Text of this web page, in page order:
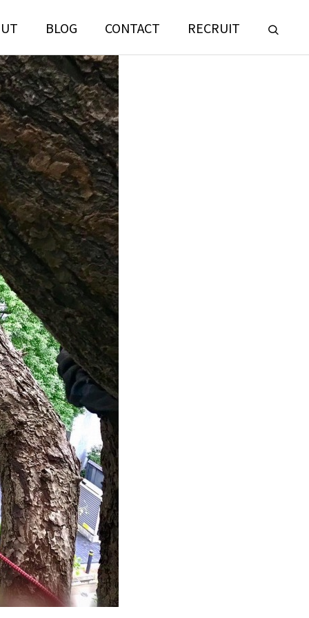
BLOG CONTACT RECRUIT
LANDSCAPE
CONSULTING
ランドスケープコンサルティング部門
ランドスケープコンサルティング部門